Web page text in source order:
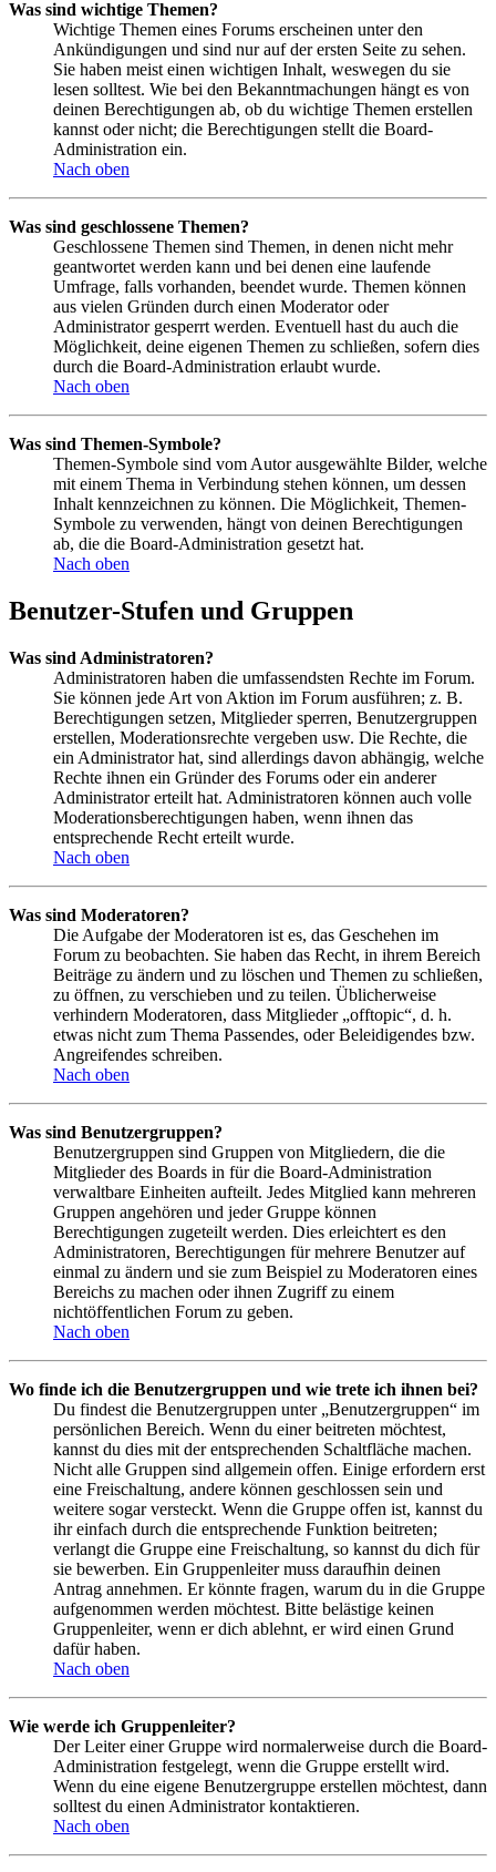
Was sind wichtige Themen?
Wichtige Themen eines Forums erscheinen unter den
Ankündigungen und sind nur auf der ersten Seite zu sehen.
Sie haben meist einen wichtigen Inhalt, weswegen du sie
lesen solltest. Wie bei den Bekanntmachungen hängt es von
deinen Berechtigungen ab, ob du wichtige Themen erstellen
kannst oder nicht; die Berechtigungen stellt die Board-
Administration ein.
Nach oben
Was sind geschlossene Themen?
Geschlossene Themen sind Themen, in denen nicht mehr
geantwortet werden kann und bei denen eine laufende
Umfrage, falls vorhanden, beendet wurde. Themen können
aus vielen Gründen durch einen Moderator oder
Administrator gesperrt werden. Eventuell hast du auch die
Möglichkeit, deine eigenen Themen zu schließen, sofern dies
durch die Board-Administration erlaubt wurde.
Nach oben
Was sind Themen-Symbole?
Themen-Symbole sind vom Autor ausgewählte Bilder, welche
mit einem Thema in Verbindung stehen können, um dessen
Inhalt kennzeichnen zu können. Die Möglichkeit, Themen-
Symbole zu verwenden, hängt von deinen Berechtigungen
ab, die die Board-Administration gesetzt hat.
Nach oben
Benutzer-Stufen und Gruppen
Was sind Administratoren?
Administratoren haben die umfassendsten Rechte im Forum.
Sie können jede Art von Aktion im Forum ausführen; z. B.
Berechtigungen setzen, Mitglieder sperren, Benutzergruppen
erstellen, Moderationsrechte vergeben usw. Die Rechte, die
ein Administrator hat, sind allerdings davon abhängig, welche
Rechte ihnen ein Gründer des Forums oder ein anderer
Administrator erteilt hat. Administratoren können auch volle
Moderationsberechtigungen haben, wenn ihnen das
entsprechende Recht erteilt wurde.
Nach oben
Was sind Moderatoren?
Die Aufgabe der Moderatoren ist es, das Geschehen im
Forum zu beobachten. Sie haben das Recht, in ihrem Bereich
Beiträge zu ändern und zu löschen und Themen zu schließen,
zu öffnen, zu verschieben und zu teilen. Üblicherweise
verhindern Moderatoren, dass Mitglieder „offtopic“, d. h.
etwas nicht zum Thema Passendes, oder Beleidigendes bzw.
Angreifendes schreiben.
Nach oben
Was sind Benutzergruppen?
Benutzergruppen sind Gruppen von Mitgliedern, die die
Mitglieder des Boards in für die Board-Administration
verwaltbare Einheiten aufteilt. Jedes Mitglied kann mehreren
Gruppen angehören und jeder Gruppe können
Berechtigungen zugeteilt werden. Dies erleichtert es den
Administratoren, Berechtigungen für mehrere Benutzer auf
einmal zu ändern und sie zum Beispiel zu Moderatoren eines
Bereichs zu machen oder ihnen Zugriff zu einem
nichtöffentlichen Forum zu geben.
Nach oben
Wo finde ich die Benutzergruppen und wie trete ich ihnen bei?
Du findest die Benutzergruppen unter „Benutzergruppen“ im
persönlichen Bereich. Wenn du einer beitreten möchtest,
kannst du dies mit der entsprechenden Schaltfläche machen.
Nicht alle Gruppen sind allgemein offen. Einige erfordern erst
eine Freischaltung, andere können geschlossen sein und
weitere sogar versteckt. Wenn die Gruppe offen ist, kannst du
ihr einfach durch die entsprechende Funktion beitreten;
verlangt die Gruppe eine Freischaltung, so kannst du dich für
sie bewerben. Ein Gruppenleiter muss daraufhin deinen
Antrag annehmen. Er könnte fragen, warum du in die Gruppe
aufgenommen werden möchtest. Bitte belästige keinen
Gruppenleiter, wenn er dich ablehnt, er wird einen Grund
dafür haben.
Nach oben
Wie werde ich Gruppenleiter?
Der Leiter einer Gruppe wird normalerweise durch die Board-
Administration festgelegt, wenn die Gruppe erstellt wird.
Wenn du eine eigene Benutzergruppe erstellen möchtest, dann
solltest du einen Administrator kontaktieren.
Nach oben